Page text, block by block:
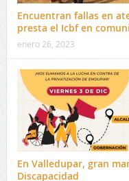
Encuentran fallas en
presta el Icbf en
enero 26, 2023
En Valledupar, gran
Discapacidad